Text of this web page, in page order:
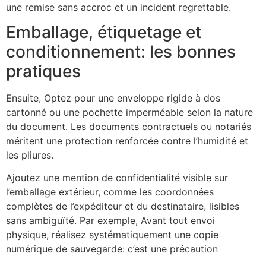
une remise sans accroc et un incident regrettable.
Emballage, étiquetage et
conditionnement: les bonnes
pratiques
Ensuite, Optez pour une enveloppe rigide à dos
cartonné ou une pochette imperméable selon la nature
du document. Les documents contractuels ou notariés
méritent une protection renforcée contre l’humidité et
les pliures.
Ajoutez une mention de confidentialité visible sur
l’emballage extérieur, comme les coordonnées
complètes de l’expéditeur et du destinataire, lisibles
sans ambiguïté. Par exemple, Avant tout envoi
physique, réalisez systématiquement une copie
numérique de sauvegarde: c’est une précaution